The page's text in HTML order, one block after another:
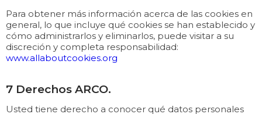
Para obtener más información acerca de las cookies en
general, lo que incluye qué cookies se han establecido y
cómo administrarlos y eliminarlos, puede visitar a su
discreción y completa responsabilidad:
www.allaboutcookies.org
7 Derechos ARCO.
Usted tiene derecho a conocer qué datos personales